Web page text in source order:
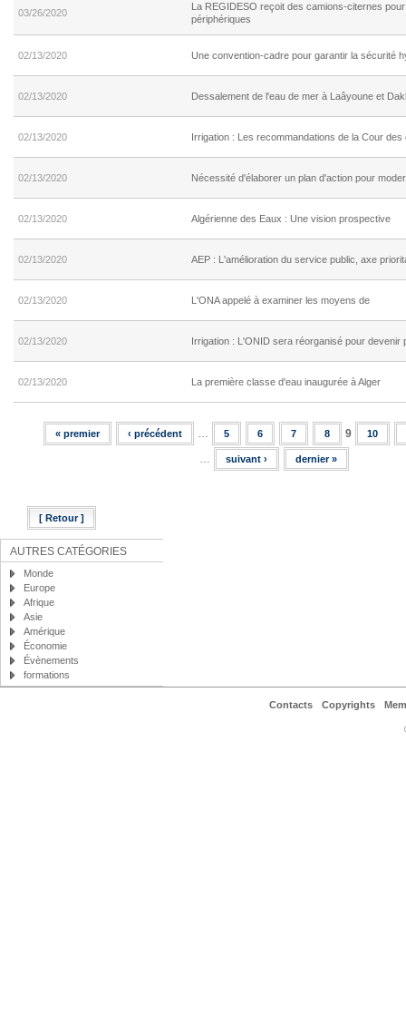
03/26/2020
La REGIDESO reçoit des camions-citernes
périphériques
02/13/2020 Une convention-cadre pour garantir la sécurité
02/13/2020 Dessalement de l'eau de mer à Laâyoune et
02/13/2020 Irrigation : Les recommandations de la Cour des
02/13/2020 Nécessité d'élaborer un plan d'action pour
02/13/2020 Algérienne des Eaux : Une vision prospective
02/13/2020 AEP : L'amélioration du service public, axe
02/13/2020 L'ONA appelé à examiner les moyens de
02/13/2020 Irrigation : L'ONID sera réorganisé pour devenir
02/13/2020 La première classe d'eau inaugurée à Alger
Pages
« premier ‹ précédent … 5 6 7 8 9 10
… suivant › dernier »
[ Retour ]
AUTRES CATÉGORIES
Monde
Europe
Afrique
Asie
Amérique
Économie
Évènements
formations
Contacts Copyrights